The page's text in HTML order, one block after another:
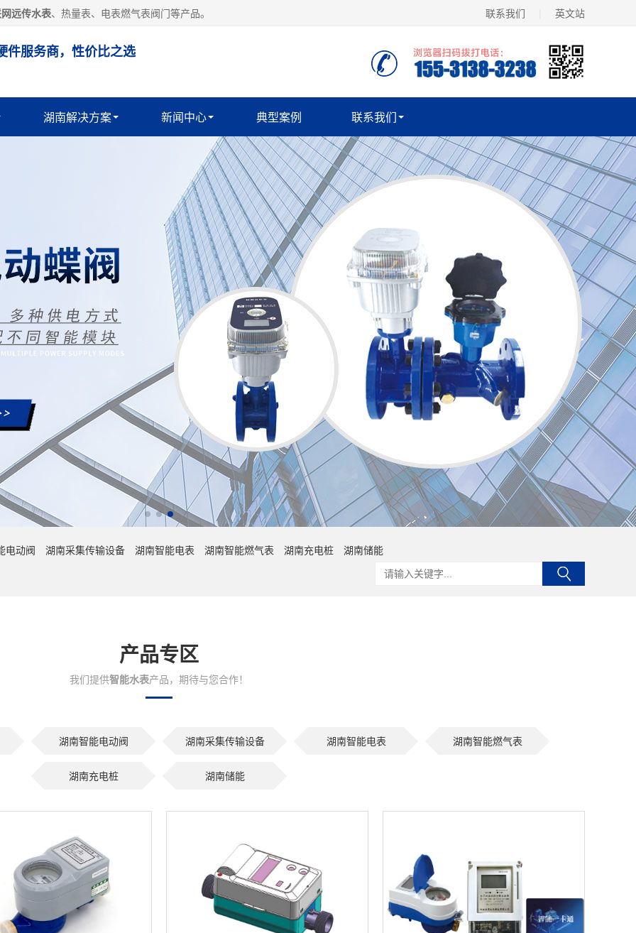
联系我们 英文站
远传水表、热量表、电表燃气表阀门等产品。
件服务商，性价比之选
湖南解决方案 新闻中心 典型案例 联系我们
电动阀 湖南采集传输设备 湖南智能电表 湖南智能燃气表 湖南充电桩 湖南储能
产品专区
我们提供智能水表产品，期待与您合作！
湖南智能电动阀 湖南采集传输设备 湖南智能电表 湖南智能燃气表
湖南充电桩 湖南储能